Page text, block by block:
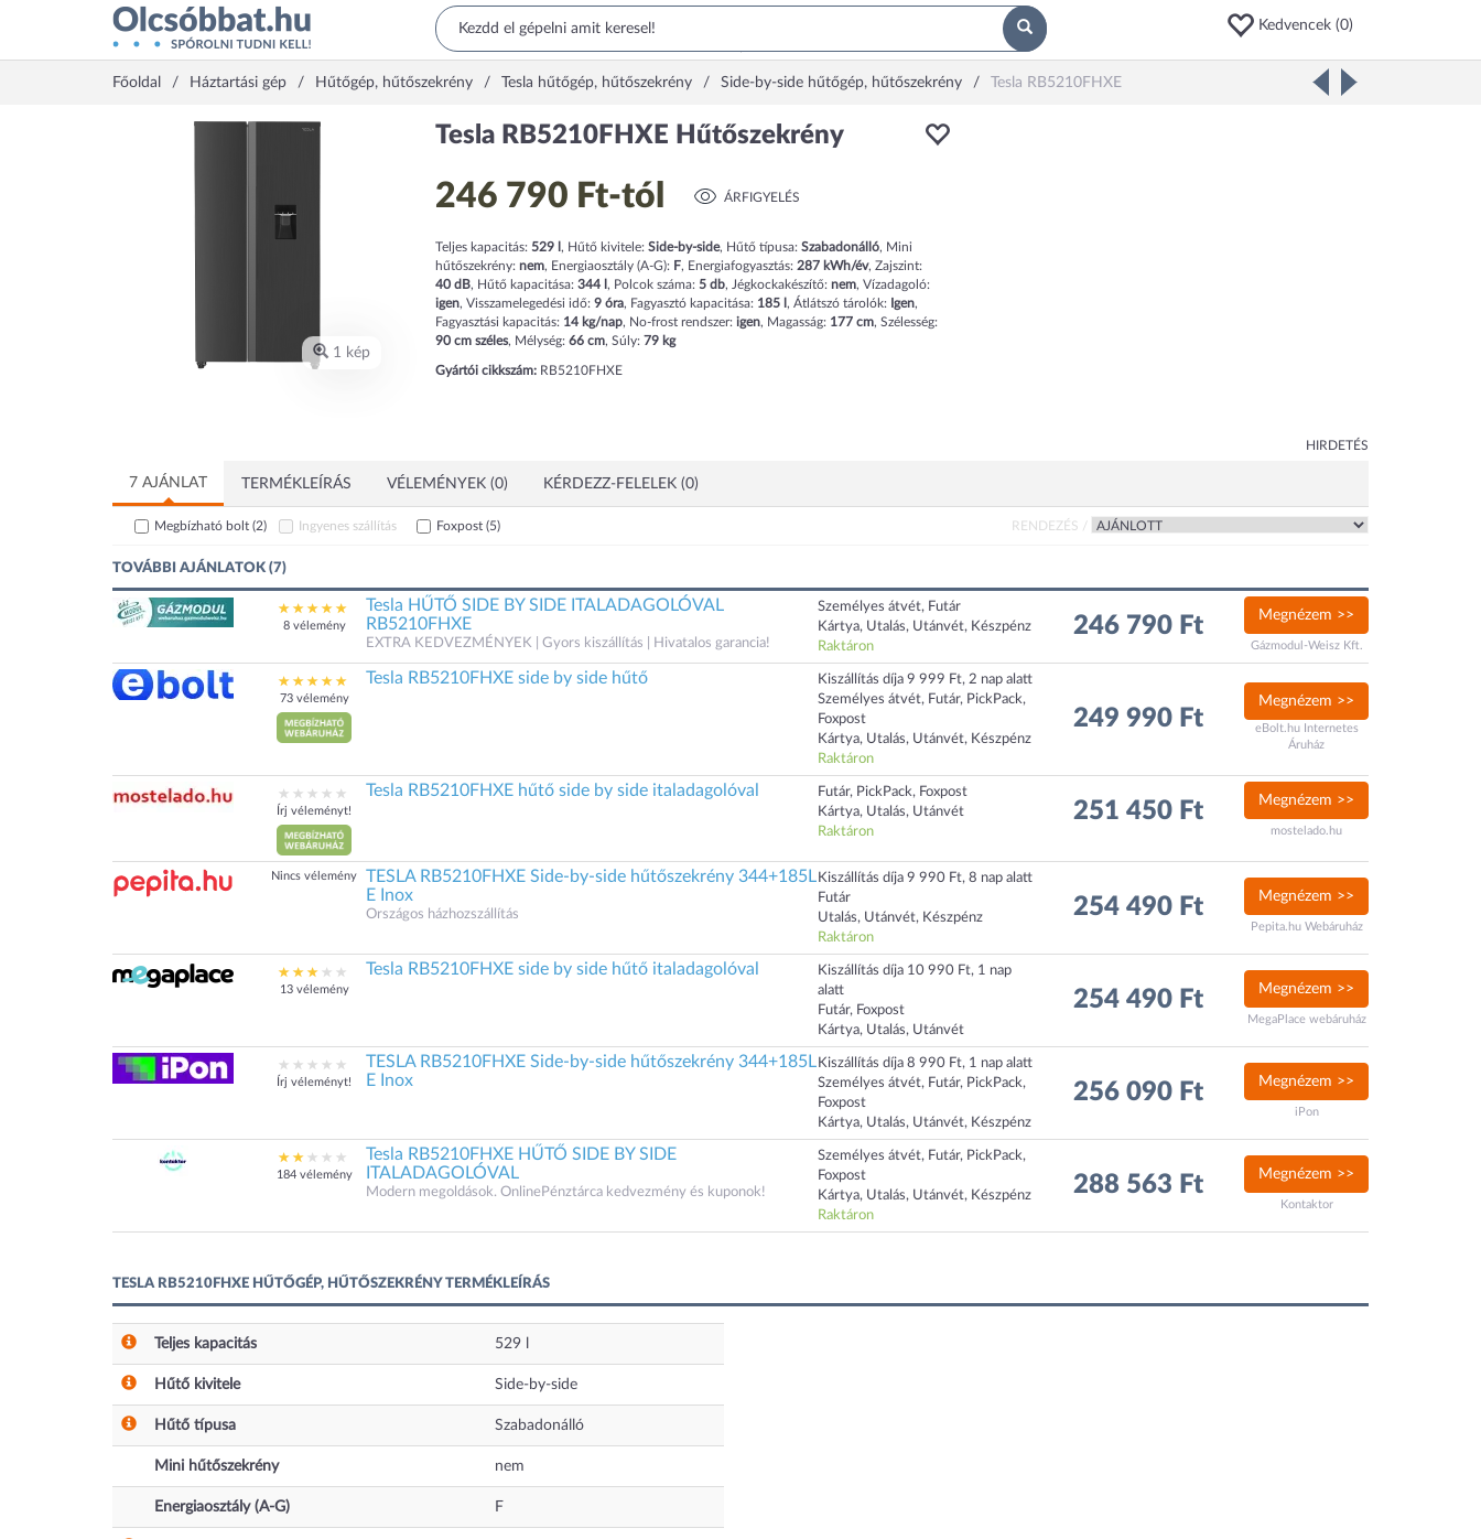
Kedvencek (0)
Főoldal Háztartási gép Hűtőgép, hűtőszekrény Tesla hűtőgép, hűtőszekrény Side-by-side hűtőgép, hűtőszekrény Tesla RB5210FHXE
1 kép
Tesla RB5210FHXE Hűtőszekrény
246 790 Ft-tól ÁRFIGYELÉS
Teljes kapacitás: 529 , Hűtő kivitele: Side-by-side, Hűtő típusa: Szabadonálló, Mini
hűtőszekrény: nem, Energiaosztály (A-G): F, Energiafogyasztás: 287 kWh/év, Zajszint:
40 dB, Hűtő kapacitása: 344 , Polcok száma: 5 db, Jégkockakészítő: nem, Vízadagoló:
igen, Visszamelegedési idő: 9 óra, Fagyasztó kapacitása: 185 , Átlátszó tárolók: Igen,
Fagyasztási kapacitás: 14 kg/nap, No-frost rendszer: igen, Magasság: 177 cm, Szélesség:
90 cmszéles, Mélység: 66 cm, Súly: 79 kg
Gyártói cikkszám:RB5210FHXE
HIRDETÉS
7 AJÁNLAT TERMÉKLEÍRÁS VÉLEMÉNYEK (0) KÉRDEZZ-FELELEK (0)
Megbízható bolt (2) Ingyenes szállítás Foxpost (5) RENDEZÉS /
TOVÁBBI AJÁNLATOK (7)
8 vélemény
Tesla HŰTŐ SIDE BY SIDE ITALADAGOLÓVAL
RB5210FHXE
EXTRA KEDVEZMÉNYEK | Gyors kiszállítás | Hivatalos garancia!
Személyes átvét, Futár
Kártya, Utalás, Utánvét, Készpénz
Raktáron
246 790 Ft Megnézem >>
Gázmodul-Weisz Kft.
73 vélemény
Tesla RB5210FHXE side by side hűtő
Kiszállítás díja 9 999 Ft, 2 nap alatt
Személyes átvét, Futár, PickPack,
Foxpost
Kártya, Utalás, Utánvét, Készpénz
Raktáron
249 990 Ft
Megnézem >>
eBolt.hu Internetes
Áruház
Írj véleményt!
Tesla RB5210FHXE hűtő side by side italadagolóval
Futár, PickPack, Foxpost
Kártya, Utalás, Utánvét
Raktáron
251 450 Ft Megnézem >>
mostelado.hu
Nincs vélemény
TESLA RB5210FHXE Side-by-side hűtőszekrény 344+185L
E Inox
Országos házhozszállítás
Kiszállítás díja 9 990 Ft, 8 nap alatt
Futár
Utalás, Utánvét, Készpénz
Raktáron
254 490 Ft Megnézem >>
Pepita.hu Webáruház
13 vélemény
Tesla RB5210FHXE side by side hűtő italadagolóval
Kiszállítás díja 10 990 Ft, 1 nap
alatt
Futár, Foxpost
Kártya, Utalás, Utánvét
254 490 Ft Megnézem >>
MegaPlace webáruház
Írj véleményt!
TESLA RB5210FHXE Side-by-side hűtőszekrény 344+185L
E Inox
Kiszállítás díja 8 990 Ft, 1 nap alatt
Személyes átvét, Futár, PickPack,
Foxpost
Kártya, Utalás, Utánvét, Készpénz
256 090 Ft Megnézem >>
iPon
184 vélemény
Tesla RB5210FHXE HŰTŐ SIDE BY SIDE
ITALADAGOLÓVAL
Modern megoldások. OnlinePénztárca kedvezmény és kuponok!
Személyes átvét, Futár, PickPack,
Foxpost
Kártya, Utalás, Utánvét, Készpénz
Raktáron
288 563 Ft Megnézem >>
Kontaktor
TESLA RB5210FHXE HŰTŐGÉP, HŰTŐSZEKRÉNY TERMÉKLEÍRÁS
Teljes kapacitás 529
Hűtő kivitele Side-by-side
Hűtő típusa Szabadonálló
Mini hűtőszekrény nem
Energiaosztály (A-G) F